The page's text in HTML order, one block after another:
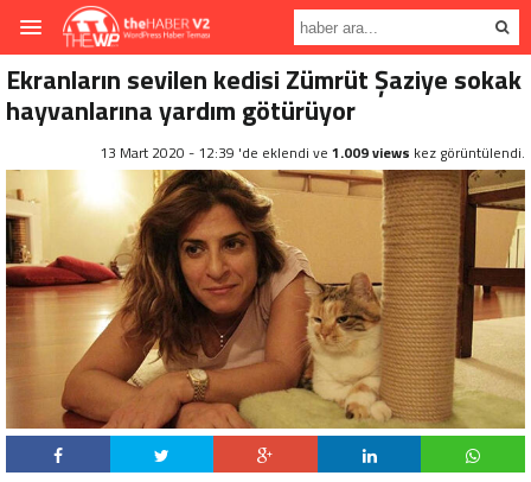
Ekranların sevilen kedisi Zümrüt Şaziye sokak
hayvanlarına yardım götürüyor
13 Mart 2020 - 12:39 'de eklendi ve 1.009 views kez görüntülendi.